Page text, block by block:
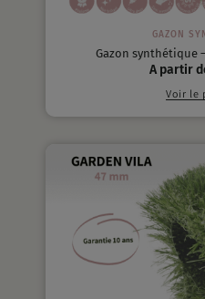
GAZON
Gazon synthétique –
A partir
Voir le